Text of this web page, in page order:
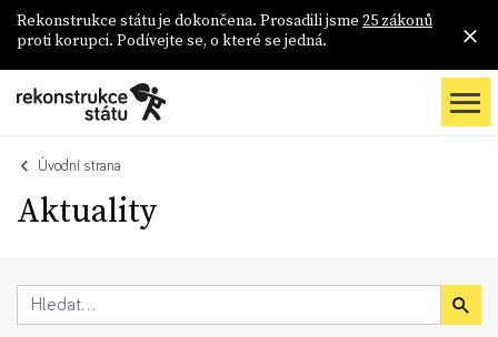
Rekonstrukce státu je dokončena. Prosadili jsme 25 zákonů
proti korupci. Podívejte se, o které se jedná.
Úvodní strana
Aktuality